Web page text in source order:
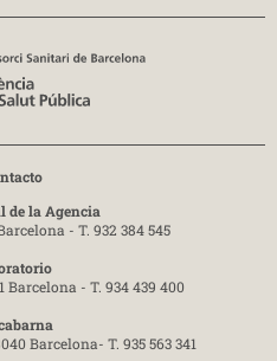
de la Agencia
- T. 932 384 545
Barcelona - T. 934 439 400
Barcelona- T. 935 563 341